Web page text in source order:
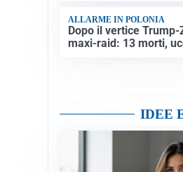
ALLARME IN POLONIA
Dopo il vertice
maxi-raid: 13 morti,
IDEE